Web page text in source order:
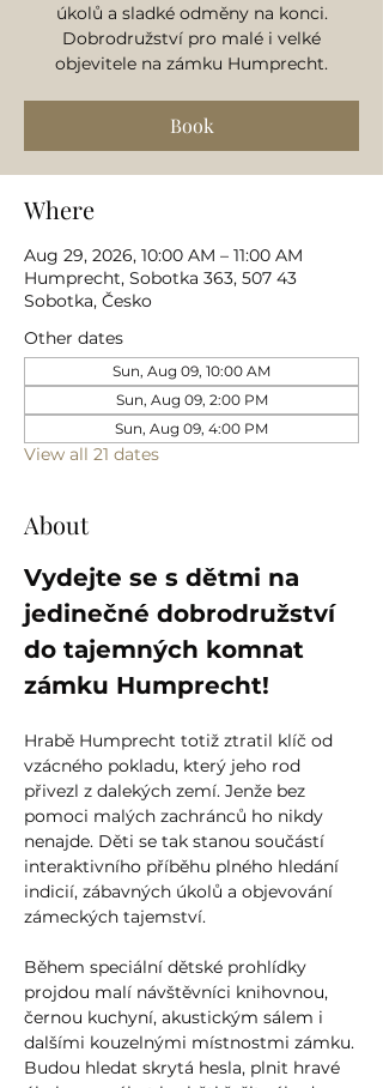
úkolů a sladké odměny na konci.
Dobrodružství pro malé i velké
objevitele na zámku Humprecht.
Book
Where
Aug 29, 2026, 10:00 AM – 11:00 AM
Humprecht, Sobotka 363, 507 43
Sobotka, Česko
Other dates
Sun, Aug 09, 10:00 AM
Sun, Aug 09, 2:00 PM
Sun, Aug 09, 4:00 PM
View all 21 dates
About
Vydejte se s dětmi na
jedinečné dobrodružství
do tajemných komnat
zámku Humprecht!
Hrabě Humprecht totiž ztratil klíč od
vzácného pokladu, který jeho rod
přivezl z dalekých zemí. Jenže bez
pomoci malých zachránců ho nikdy
nenajde. Děti se tak stanou součástí
interaktivního příběhu plného hledání
indicií, zábavných úkolů a objevování
zámeckých tajemství.
Během speciální dětské prohlídky
projdou malí návštěvníci knihovnou,
černou kuchyní, akustickým sálem i
dalšími kouzelnými místnostmi zámku.
Budou hledat skrytá hesla, plnit hravé